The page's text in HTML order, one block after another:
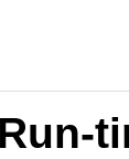
Run-